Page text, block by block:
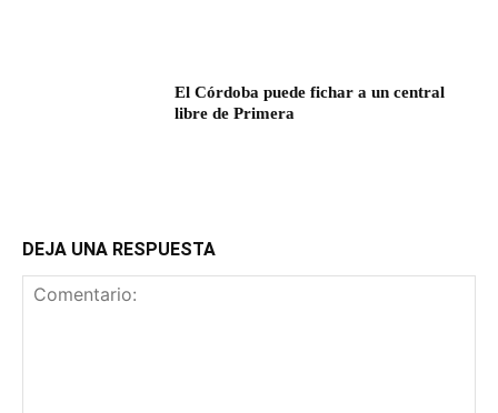
El Córdoba puede fichar a un central
libre de Primera
DEJA UNA RESPUESTA